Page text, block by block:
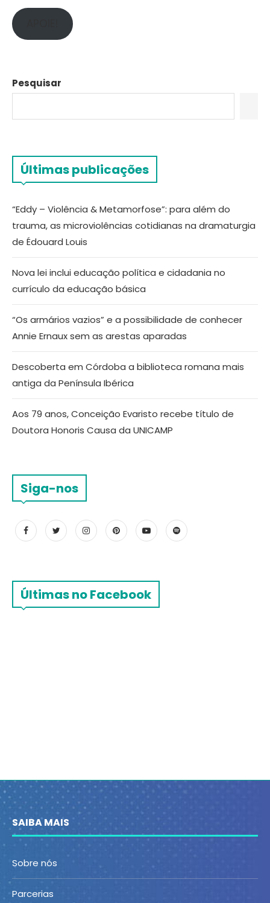
Pesquisar
Últimas publicações
“Eddy – Violência & Metamorfose”: para além do
trauma, as microviolências cotidianas na dramaturgia
de Édouard Louis
Nova lei inclui educação política e cidadania no
currículo da educação básica
“Os armários vazios” e a possibilidade de conhecer
Annie Ernaux sem as arestas aparadas
Descoberta em Córdoba a biblioteca romana mais
antiga da Península Ibérica
Aos 79 anos, Conceição Evaristo recebe título de
Doutora Honoris Causa da UNICAMP
Siga-nos
Últimas no Facebook
SAIBA MAIS
Sobre nós
Parcerias